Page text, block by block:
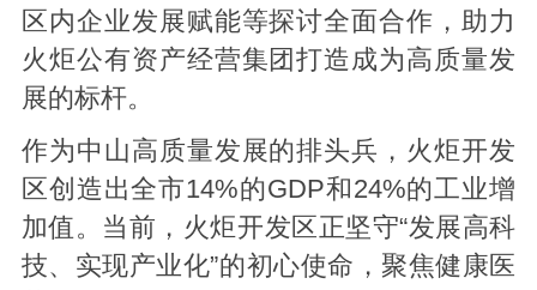
区内企业发展赋能等探讨全面合作，助力
火炬公有资产经营集团打造成为高质量发
展的标杆。
作为中山高质量发展的排头兵，火炬开发
区创造出全市14%的GDP和24%的工业增
加值。当前，火炬开发区正坚守“发展高科
技、实现产业化”的初心使命，聚焦健康医